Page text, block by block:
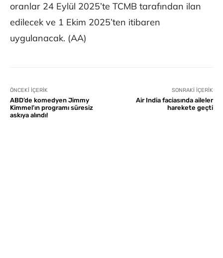
oranlar 24 Eylül 2025’te TCMB tarafından ilan
edilecek ve 1 Ekim 2025’ten itibaren
uygulanacak. (AA)
ÖNCEKI İÇERIK
ABD’de komedyen Jimmy
Kimmel’ın programı süresiz
askıya alındı!
SONRAKI İÇERIK
Air India faciasında aileler
harekete geçti